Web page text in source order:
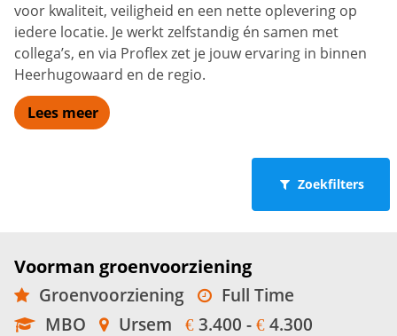
voor kwaliteit, veiligheid en een nette oplevering op
iedere locatie. Je werkt zelfstandig én samen met
collega’s, en via Proflex zet je jouw ervaring in binnen
Heerhugowaard en de regio.
Lees meer
Zoekfilters
Voorman groenvoorziening
Groenvoorziening
Full Time
MBO
Ursem € 3.400 - € 4.300